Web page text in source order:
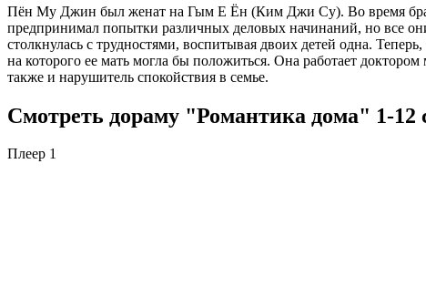
Пён Му Джин был женат на Гым Е Ён (Ким Джи Су). Во время
предпринимал попытки различных деловых начинаний, но все
столкнулась с трудностями, воспитывая двоих детей одна.
на которого ее мать могла бы положиться. Она работает
также и нарушитель спокойствия в семье.
Смотреть дораму "Романтика дома" 1-12
Плеер 1